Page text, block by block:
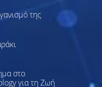
της
στο
για τη Ζωή